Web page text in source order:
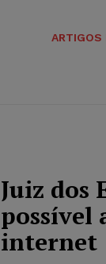
ARTIGOS
Juiz dos
possível
internet